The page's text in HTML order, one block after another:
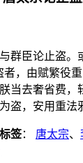
群臣论止盗。
者，由赋繁役
当去奢省费，
盗，安用重法
标签： 唐太宗、